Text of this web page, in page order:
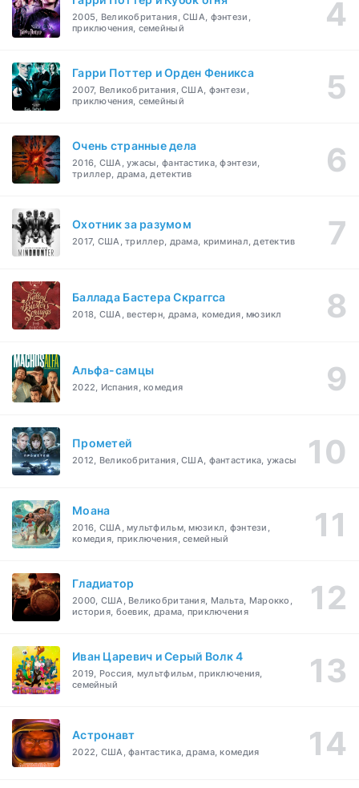
2005, Великобритания, США, фэнтези,
приключения, семейный
Гарри Поттер и Орден Феникса
2007, Великобритания, США, фэнтези,
приключения, семейный
Очень странные дела
2016, США, ужасы, фантастика, фэнтези,
триллер, драма, детектив
Охотник за разумом
2017, США, триллер, драма, криминал, детектив
Баллада Бастера Скраггса
2018, США, вестерн, драма, комедия, мюзикл
Альфа-самцы
2022, Испания, комедия
Прометей
2012, Великобритания, США, фантастика, ужасы
Моана
2016, США, мультфильм, мюзикл, фэнтези,
комедия, приключения, семейный
Гладиатор
2000, США, Великобритания, Мальта, Марокко,
история, боевик, драма, приключения
Иван Царевич и Серый Волк 4
2019, Россия, мультфильм, приключения,
семейный
Астронавт
2022, США, фантастика, драма, комедия